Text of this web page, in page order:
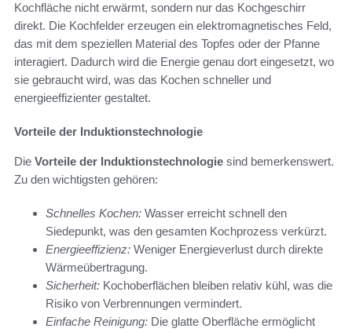
Kochfläche nicht erwärmt, sondern nur das Kochgeschirr
direkt. Die Kochfelder erzeugen ein elektromagnetisches Feld,
das mit dem speziellen Material des Topfes oder der Pfanne
interagiert. Dadurch wird die Energie genau dort eingesetzt, wo
sie gebraucht wird, was das Kochen schneller und
energieeffizienter gestaltet.
Vorteile der Induktionstechnologie
Die Vorteile der Induktionstechnologie sind bemerkenswert.
Zu den wichtigsten gehören:
Schnelles Kochen: Wasser erreicht schnell den
Siedepunkt, was den gesamten Kochprozess verkürzt.
Energieeffizienz: Weniger Energieverlust durch direkte
Wärmeübertragung.
Sicherheit: Kochoberflächen bleiben relativ kühl, was die
Risiko von Verbrennungen vermindert.
Einfache Reinigung: Die glatte Oberfläche ermöglicht